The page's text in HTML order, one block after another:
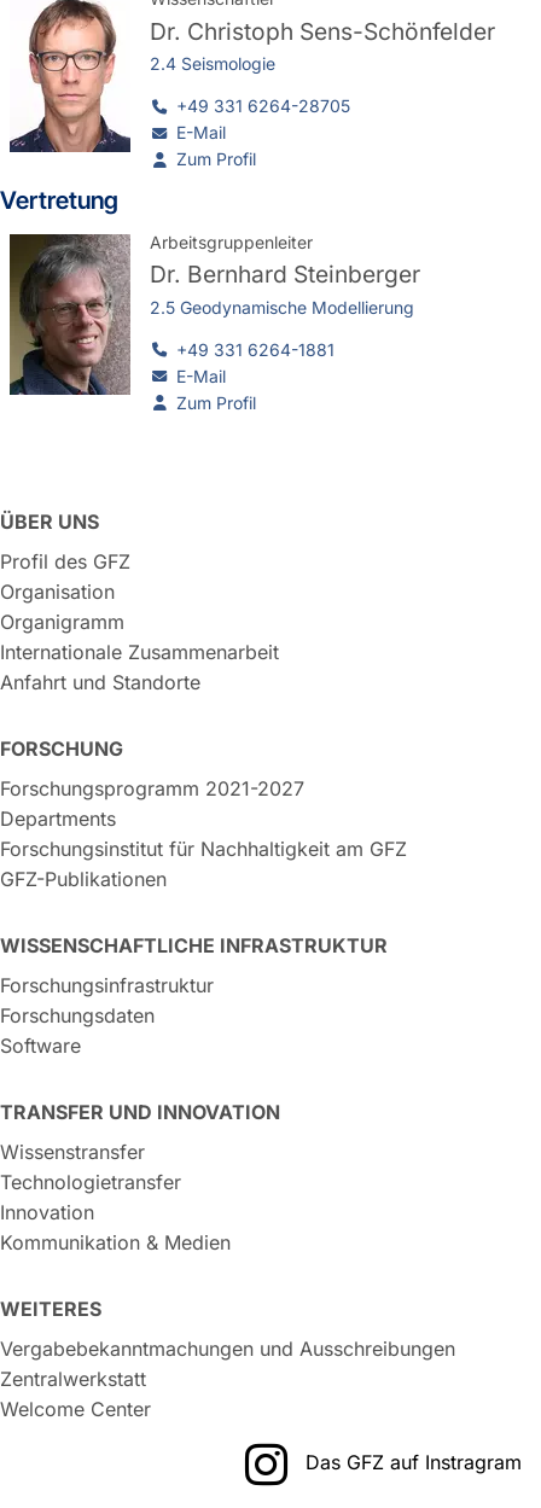
Dr. Christoph Sens-Schönfelder
2.4 Seismologie
+49 331 6264-28705
E-Mail
Zum Profil
Vertretung
Arbeitsgruppenleiter
Dr. Bernhard Steinberger
2.5 Geodynamische Modellierung
+49 331 6264-1881
E-Mail
Zum Profil
ÜBER UNS
Profil des GFZ
Organisation
Organigramm
Internationale Zusammenarbeit
Anfahrt und Standorte
FORSCHUNG
Forschungsprogramm 2021-2027
Departments
Forschungsinstitut für Nachhaltigkeit am GFZ
GFZ-Publikationen
WISSENSCHAFTLICHE INFRASTRUKTUR
Forschungsinfrastruktur
Forschungsdaten
Software
TRANSFER UND INNOVATION
Wissenstransfer
Technologietransfer
Innovation
Kommunikation & Medien
WEITERES
Vergabebekanntmachungen und Ausschreibungen
Zentralwerkstatt
Welcome Center
Das GFZ auf Instragram